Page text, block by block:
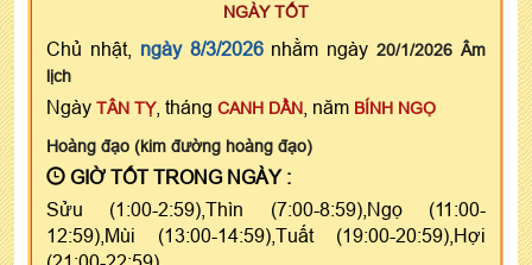
NGÀY TỐT
Chủ nhật, ngày 8/3/2026nhằm ngày20/1/2026 Âm
lịch
Ngày TÂN TỴ, tháng CANH DẦN , năm BÍNH NGỌ
Hoàng đạo (kim đường hoàng đạo)
GIỜ TỐT TRONG NGÀY :
Sửu (1:00-2:59),Thìn (7:00-8:59),Ngọ (11:00-
12:59),Mùi (13:00-14:59),Tuất (19:00-20:59),Hợi